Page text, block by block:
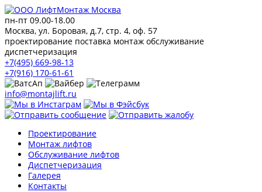
пн-пт 09.00-18.00
Москва, ул. Боровая, д.7, стр. 4, оф. 57
проектирование поставка монтаж обслуживание
диспетчеризация
+7(495) 669-98-13
+7(916) 170-61-61
info@montajlift.ru
Проектирование
Монтаж лифтов
Обслуживание лифтов
Диспетчеризация
Галерея
Контакты